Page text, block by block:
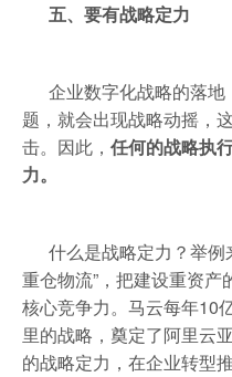
五、要有战略定力
企业数字化战略的落
题，就会出现战略动摇，
击。因此， 任何的战略执
力。
什么是战略定力？举例
重仓物流”，把建设重资
核心竞争力。马云每年10
里的战略，奠定了阿里云
的战略定力，在企业转型